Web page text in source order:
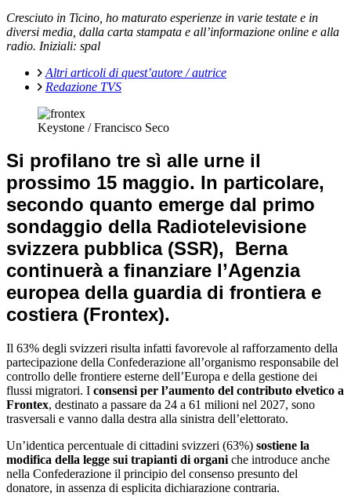
Cresciuto in Ticino, ho maturato esperienze in varie testate e in
diversi media, dalla carta stampata e all’informazione online e alla
radio. Iniziali: spal
Altri articoli di quest’autore / autrice
Redazione TVS
Keystone / Francisco Seco
Si profilano tre sì alle urne il
prossimo 15 maggio. In particolare,
secondo quanto emerge dal primo
sondaggio della Radiotelevisione
svizzera pubblica (SSR), Berna
continuerà a finanziare l’Agenzia
europea della guardia di frontiera e
costiera (Frontex).
Il 63% degli svizzeri risulta infatti favorevole al rafforzamento della
partecipazione della Confederazione all’organismo responsabile del
controllo delle frontiere esterne dell’Europa e della gestione dei
flussi migratori. I consensi per l’aumento del contributo elvetico a
Frontex, destinato a passare da 24 a 61 milioni nel 2027, sono
trasversali e vanno dalla destra alla sinistra dell’elettorato.
Un’identica percentuale di cittadini svizzeri (63%) sostiene la
modifica della legge sui trapianti di organi che introduce anche
nella Confederazione il principio del consenso presunto del
donatore, in assenza di esplicita dichiarazione contraria.